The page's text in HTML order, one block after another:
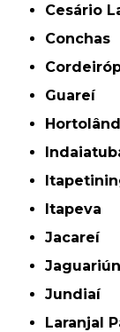
Cesário
Conchas
Guareí
Itapeva
Jacareí
Jundiaí
Laranjal